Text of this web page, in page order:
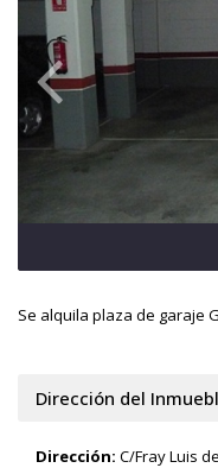
Se alquila plaza de garaje
Dirección del
Dirección: C/Fray Luis